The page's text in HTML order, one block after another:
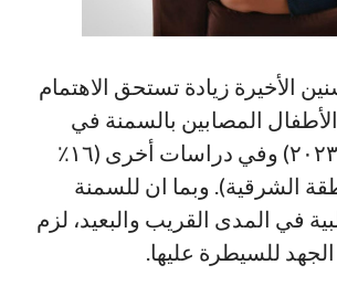
الأخيرة زيادة تستحق الاهتمام
المصابين بالسمنة في
المملكة (٩,٤ ٪؜ – ٢٠٢٣) وفي دراسات أخرى (١٦٪؜
الشرقية). وبما ان للسمنة
في المدى القريب والبعيد، لزم
الجهد للسيطرة عليها.